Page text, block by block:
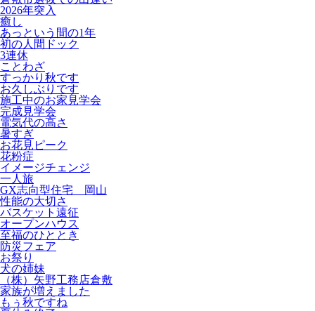
2026年突入
癒し
あっという間の1年
初の人間ドック
3連休
ことわざ
すっかり秋です
お久しぶりです
施工中のお家見学会
完成見学会
電気代の高さ
暑すぎ
お花見ピーク
花粉症
イメージチェンジ
一人旅
GX志向型住宅 岡山
性能の大切さ
バスケット遠征
オープンハウス
至福のひととき
防災フェア
お祭り
犬の姉妹
（株）矢野工務店倉敷
家族が増えました
もぅ秋ですね